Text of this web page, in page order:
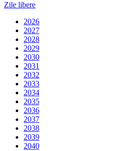
Zile libere
2026
2027
2028
2029
2030
2031
2032
2033
2034
2035
2036
2037
2038
2039
2040